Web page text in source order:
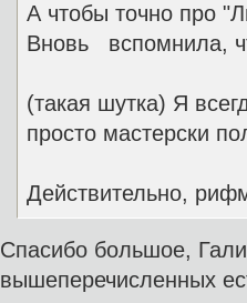
А чтобы точно про
Вновь вспомнила,
(такая шутка) Я
просто мастерски
Действительно,
Спасибо большое,
вышеперечисленных